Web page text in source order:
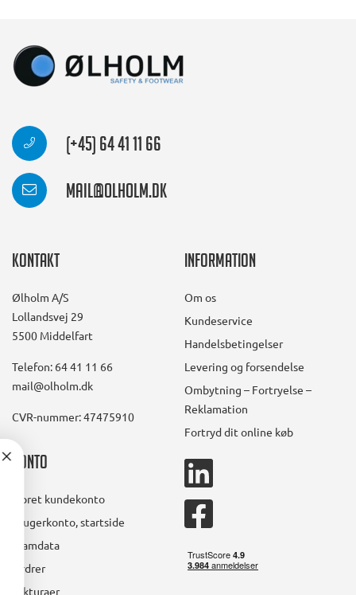
(+45) 64 41 11 66
mail@olholm.dk
Kontakt
Ølholm A/S
Lollandsvej 29
5500 Middelfart
Telefon: 64 41 11 66
mail@olholm.dk
CVR-nummer: 47475910
Information
Om os
Kundeservice
Handelsbetingelser
Levering og forsendelse
Ombytning – Fortryelse –
Reklamation
Fortryd dit online køb
Konto
Opret kundekonto
Brugerkonto, startside
Stamdata
Ordrer
Fakturaer
square
square
tilbud først?
dig 1-2 nyhedsbreve om
samtidig i konkurrencen om et